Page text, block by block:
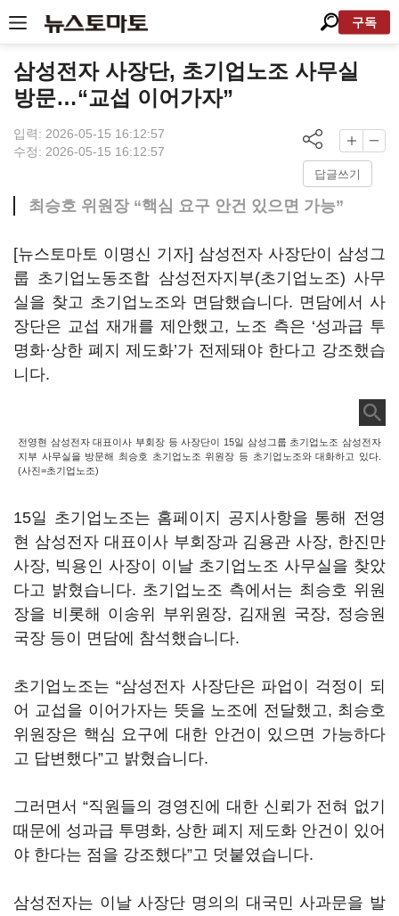
구독
삼성전자 사장단, 초기업노조 사무실
방문…“교섭 이어가자”
입력: 2026-05-15 16:12:57
수정: 2026-05-15 16:12:57
답글쓰기
최승호 위원장 “핵심 요구 안건 있으면 가능”
[뉴스토마토 이명신 기자] 삼성전자 사장단이 삼성그
룹 초기업노동조합 삼성전자지부(초기업노조) 사무
실을 찾고 초기업노조와 면담했습니다. 면담에서 사
장단은 교섭 재개를 제안했고, 노조 측은 ‘성과급 투
명화·상한 폐지 제도화’가 전제돼야 한다고 강조했습
니다.
전영현 삼성전자 대표이사 부회장 등 사장단이 15일 삼성그룹 초기업노조 삼성전자
지부 사무실을 방문해 최승호 초기업노조 위원장 등 초기업노조와 대화하고 있다.
(사진=초기업노조)
15일 초기업노조는 홈페이지 공지사항을 통해 전영
현 삼성전자 대표이사 부회장과 김용관 사장, 한진만
사장, 빅용인 사장이 이날 초기업노조 사무실을 찾았
다고 밝혔습니다. 초기업노조 측에서는 최승호 위원
장을 비롯해 이송위 부위원장, 김재원 국장, 정승원
국장 등이 면담에 참석했습니다.
초기업노조는 “삼성전자 사장단은 파업이 걱정이 되
어 교섭을 이어가자는 뜻을 노조에 전달했고, 최승호
위원장은 핵심 요구에 대한 안건이 있으면 가능하다
고 답변했다”고 밝혔습니다.
그러면서 “직원들의 경영진에 대한 신뢰가 전혀 없기
때문에 성과급 투명화, 상한 폐지 제도화 안건이 있어
야 한다는 점을 강조했다”고 덧붙였습니다.
삼성전자는 이날 사장단 명의의 대국민 사과문을 발